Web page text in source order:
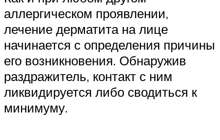
аллергическом проявлении,
лечение дерматита на лице
начинается с определения причины
его возникновения. Обнаружив
раздражитель, контакт с ним
ликвидируется либо сводиться к
минимуму.